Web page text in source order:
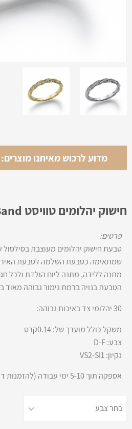
מדוע לרכוש מאיתנו מוצרים:
חישוק יהלומים טוויסט Commitment Band
פרטים:
טבעת חישוק יהלומים מעוצבת בסילסול
שמתאימה כטבעת השלמה לטבעת
מתנה ללידה, מתנה ליום הולדת ולכל
הטבעת בנויה ברמת גימור גבוהה מאוד בשיבוץ 30 יהלומים
30 יהלומי צד באיכות גבוהה:
משקל כולל מוערך של: 0.14קרט
צבע: D-F
נקיון: VS2-SI1
אספקה תוך 5-10 ימי עבודה (להזמנות דחופות נא ליצור קשר)